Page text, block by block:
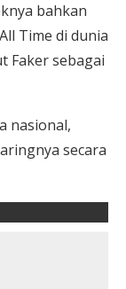
bahkan
Time di dunia
Faker sebagai
nasional,
secara